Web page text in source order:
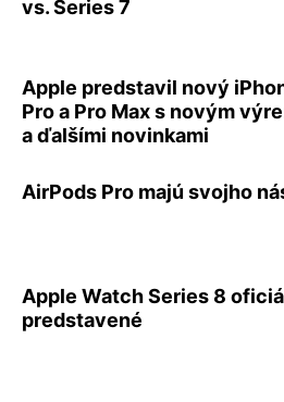
vs. Series 7
Apple predstavil nový
Pro a Pro Max s novým
a ďalšími novinkami
AirPods Pro majú svojho
Apple Watch Series 8
predstavené